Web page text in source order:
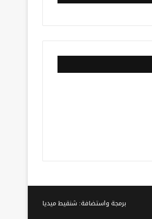
برمجة واستضافة: شنقيط ميديا